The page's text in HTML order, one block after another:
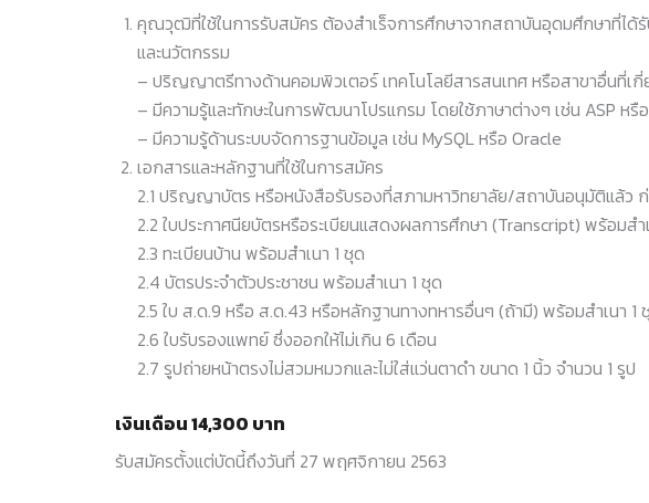
คุณวุฒิที่ใช้ในการรับสมัคร ต้องสําเร็จการศึกษาจากสถาบันอุดมศึกษาที่ได้
และนวัตกรรม
– ปริญญาตรีทางด้านคอมพิวเตอร์ เทคโนโลยีสารสนเทศ หรือสาขาอื่นที่เ
– มีความรู้และทักษะในการพัฒนาโปรแกรม โดยใช้ภาษาต่างๆ เช่น ASP หรื
– มีความรู้ด้านระบบจัดการฐานข้อมูล เช่น MySQL หรือ Oracle
เอกสารและหลักฐานที่ใช้ในการสมัคร
2.1 ปริญญาบัตร หรือหนังสือรับรองที่สภามหาวิทยาลัย/สถาบันอนุมัติแล้ว
2.2 ใบประกาศนียบัตรหรือระเบียนแสดงผลการศึกษา (Transcript) พร้อมสํา
2.3 ทะเบียนบ้าน พร้อมสําเนา 1 ชุด
2.4 บัตรประจําตัวประชาชน พร้อมสําเนา 1 ชุด
2.5 ใบ ส.ด.9 หรือ ส.ด.43 หรือหลักฐานทางทหารอื่นๆ (ถ้ามี) พร้อมสําเนา 1
2.6 ใบรับรองแพทย์ ซึ่งออกให้ไม่เกิน 6 เดือน
2.7 รูปถ่ายหน้าตรงไม่สวมหมวกและไม่ใส่แว่นตาดํา ขนาด 1 นิ้ว จํานวน 1 รูป
เงินเดือน 14,300 บาท
รับสมัครตั้งแต่บัดนี้ถึงวันที่ 27 พฤศจิกายน 2563